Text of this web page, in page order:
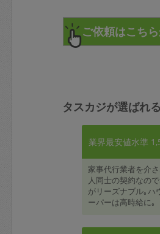
タスカジが選ばれ
業界最安値水準
家事代行業者を介
人同士の契約なの
がリーズナブル｡ハ
ーパーは高時給に｡